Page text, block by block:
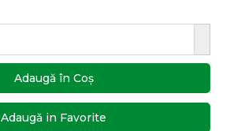
Adaugă în Coş
Adaugă in Favorite